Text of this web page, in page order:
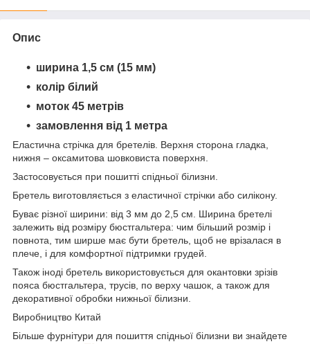
Опис
ширина 1,5 см (15 мм)
колір білий
моток 45 метрів
замовлення від 1 метра
Еластична стрічка для бретелів. Верхня сторона гладка,
нижня – оксамитова шовковиста поверхня.
Застосовується при пошитті спідньої білизни.
Бретель виготовляється з еластичної стрічки або силікону.
Буває різної ширини: від 3 мм до 2,5 см. Ширина бретелі
залежить від розміру бюстгальтера: чим більший розмір і
повнота, тим ширше має бути бретель, щоб не врізалася в
плече, і для комфортної підтримки грудей.
Також іноді бретель використовується для окантовки зрізів
пояса бюстгальтера, трусів, по верху чашок, а також для
декоративної обробки нижньої білизни.
Виробництво Китай
Більше фурнітури для пошиття спідньої білизни ви знайдете